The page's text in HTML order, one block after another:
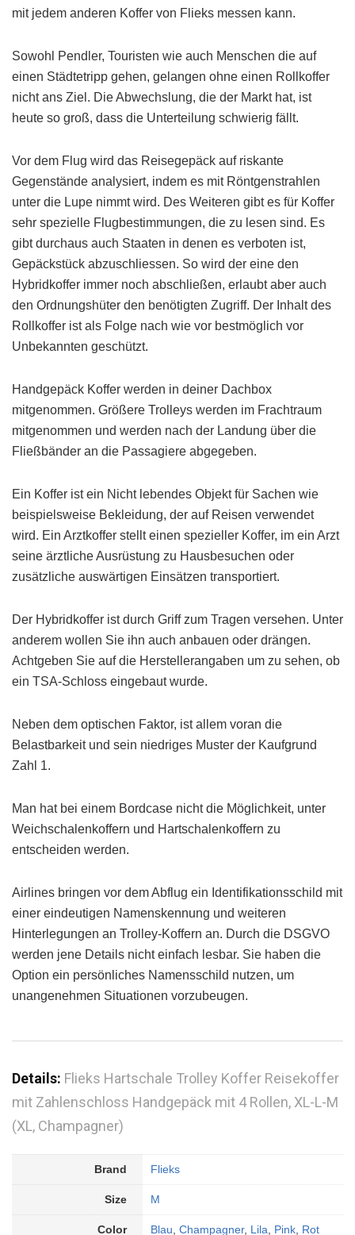
mit jedem anderen Koffer von Flieks messen kann.
Sowohl Pendler, Touristen wie auch Menschen die auf
einen Städtetripp gehen, gelangen ohne einen Rollkoffer
nicht ans Ziel. Die Abwechslung, die der Markt hat, ist
heute so groß, dass die Unterteilung schwierig fällt.
Vor dem Flug wird das Reisegepäck auf riskante
Gegenstände analysiert, indem es mit Röntgenstrahlen
unter die Lupe nimmt wird. Des Weiteren gibt es für Koffer
sehr spezielle Flugbestimmungen, die zu lesen sind. Es
gibt durchaus auch Staaten in denen es verboten ist,
Gepäckstück abzuschliessen. So wird der eine den
Hybridkoffer immer noch abschließen, erlaubt aber auch
den Ordnungshüter den benötigten Zugriff. Der Inhalt des
Rollkoffer ist als Folge nach wie vor bestmöglich vor
Unbekannten geschützt.
Handgepäck Koffer werden in deiner Dachbox
mitgenommen. Größere Trolleys werden im Frachtraum
mitgenommen und werden nach der Landung über die
Fließbänder an die Passagiere abgegeben.
Ein Koffer ist ein Nicht lebendes Objekt für Sachen wie
beispielsweise Bekleidung, der auf Reisen verwendet
wird. Ein Arztkoffer stellt einen spezieller Koffer, im ein Arzt
seine ärztliche Ausrüstung zu Hausbesuchen oder
zusätzliche auswärtigen Einsätzen transportiert.
Der Hybridkoffer ist durch Griff zum Tragen versehen. Unter
anderem wollen Sie ihn auch anbauen oder drängen.
Achtgeben Sie auf die Herstellerangaben um zu sehen, ob
ein TSA-Schloss eingebaut wurde.
Neben dem optischen Faktor, ist allem voran die
Belastbarkeit und sein niedriges Muster der Kaufgrund
Zahl 1.
Man hat bei einem Bordcase nicht die Möglichkeit, unter
Weichschalenkoffern und Hartschalenkoffern zu
entscheiden werden.
Airlines bringen vor dem Abflug ein Identifikationsschild mit
einer eindeutigen Namenskennung und weiteren
Hinterlegungen an Trolley-Koffern an. Durch die DSGVO
werden jene Details nicht einfach lesbar. Sie haben die
Option ein persönliches Namensschild nutzen, um
unangenehmen Situationen vorzubeugen.
Details: Flieks Hartschale Trolley Koffer Reisekoffer
mit Zahlenschloss Handgepäck mit 4 Rollen, XL-L-M
(XL, Champagner)
Brand Flieks
Size M
Color Blau Champagner, Lila Pink Rot